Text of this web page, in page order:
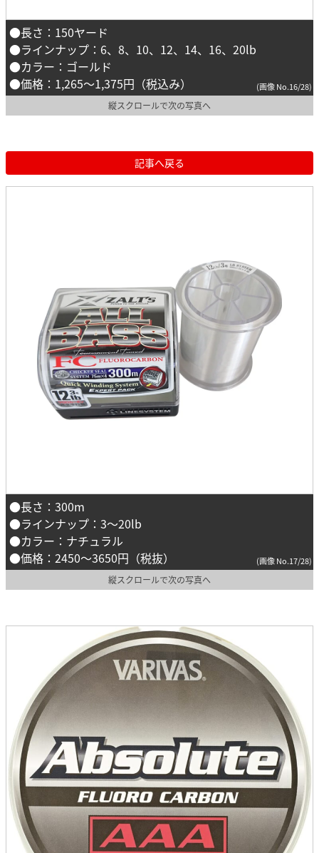
●長さ：150ヤード
●ラインナップ：6、8、10、12、14、16、20lb
●カラー：ゴールド
●価格：1,265〜1,375円（税込み）
(画像 No.16/28)
縦スクロールで次の写真へ
記事へ戻る
●長さ：300m
●ラインナップ：3～20lb
●カラー：ナチュラル
●価格：2450～3650円（税抜）
(画像 No.17/28)
縦スクロールで次の写真へ